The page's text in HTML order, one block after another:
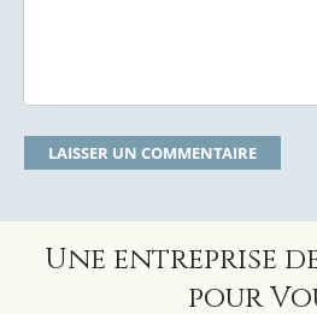
Une entreprise
pour